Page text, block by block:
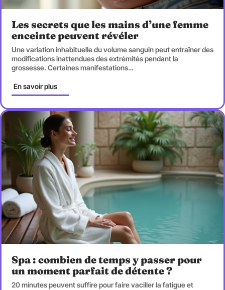
Les secrets que les mains d’une femme
enceinte peuvent révéler
Une variation inhabituelle du volume sanguin peut entraîner des
modifications inattendues des extrémités pendant la
grossesse. Certaines manifestations…
En savoir plus
Spa : combien de temps y passer pour
un moment parfait de détente ?
20 minutes peuvent suffire pour faire vaciller la fatigue et